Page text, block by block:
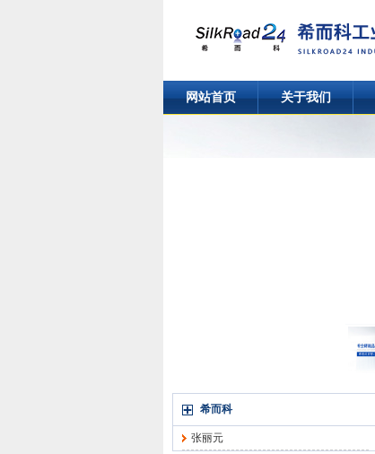
网站首页 关于我们
希而科
张丽元